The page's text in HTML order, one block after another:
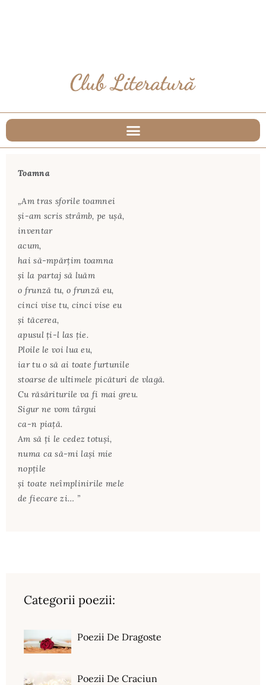
Toamna
„Am tras sforile toamnei
și-am scris strâmb, pe ușă,
inventar
acum,
hai să-mpărțim toamna
și la partaj să luăm
o frunză tu, o frunză eu,
cinci vise tu, cinci vise eu
și tăcerea,
apusul ți-l las ție.
Ploile le voi lua eu,
iar tu o să ai toate furtunile
stoarse de ultimele picături de vlagă.
Cu răsăriturile va fi mai greu.
Sigur ne vom târgui
ca-n piață.
Am să ți le cedez totuși,
numa ca să-mi lași mie
nopțile
și toate neîmplinirile mele
de fiecare zi… ”
Categorii poezii:
Poezii De Dragoste
Poezii De Craciun